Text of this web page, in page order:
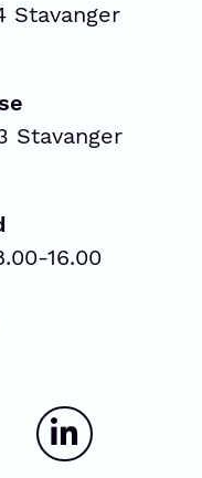
Stavanger
Stavanger
16.00